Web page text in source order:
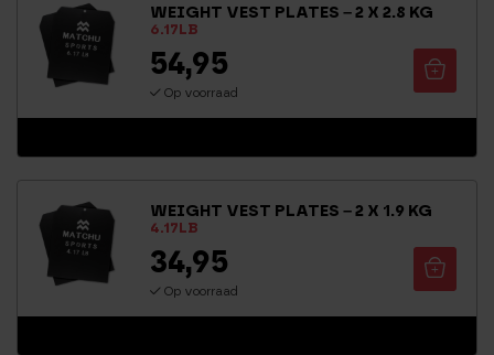
WEIGHT VEST PLATES – 2 X 2.8 KG
6.17LB
54,95
Op voorraad
WEIGHT VEST PLATES – 2 X 1.9 KG
4.17LB
34,95
Op voorraad